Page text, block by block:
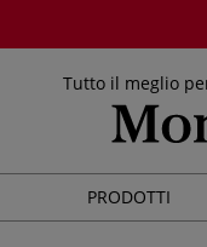
Tutto il meglio
PRODOTTI